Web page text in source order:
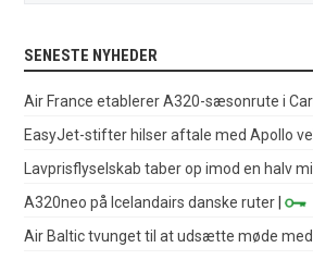
SENESTE NYHEDER
Air France etablerer A320-sæsonrute i
EasyJet-stifter hilser aftale med Apollo
Lavprisflyselskab taber op imod en halv
A320neo på Icelandairs danske ruter |
Air Baltic tvunget til at udsætte møde